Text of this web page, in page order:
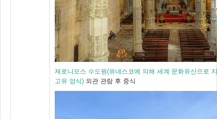
제로니모스 수도원(유네스코에 의해 세계 문화유산으로
고유 양식) 외관 관람 후 중식